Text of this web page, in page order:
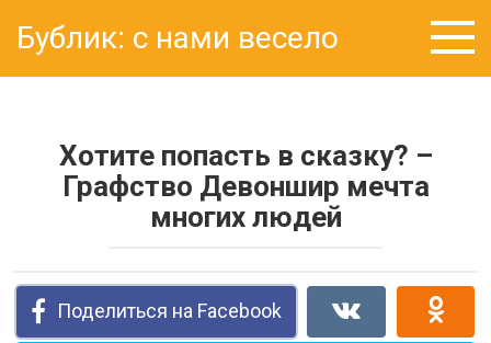
контенту
Бублик: с нами весело
Хотите попасть в сказку? –
Графство Девоншир мечта
многих людей
Поделиться на Facebook